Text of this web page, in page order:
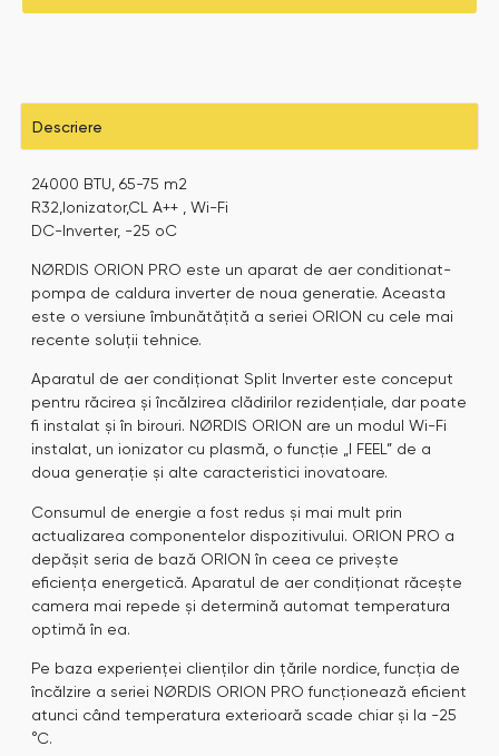
Descriere
24000 BTU, 65-75 m2
R32,Ionizator,CL A++ , Wi-Fi
DC-Inverter, -25 oC
NØRDIS ORION PRO este un aparat de aer conditionat-
pompa de caldura inverter de noua generatie. Aceasta
este o versiune îmbunătățită a seriei ORION cu cele mai
recente soluții tehnice.
Aparatul de aer condiționat Split Inverter este conceput
pentru răcirea și încălzirea clădirilor rezidențiale, dar poate
fi instalat și în birouri. NØRDIS ORION are un modul Wi-Fi
instalat, un ionizator cu plasmă, o funcție „I FEEL” de a
doua generație și alte caracteristici inovatoare.
Consumul de energie a fost redus și mai mult prin
actualizarea componentelor dispozitivului. ORION PRO a
depășit seria de bază ORION în ceea ce privește
eficiența energetică. Aparatul de aer condiționat răcește
camera mai repede și determină automat temperatura
optimă în ea.
Pe baza experienței clienților din țările nordice, funcția de
încălzire a seriei NØRDIS ORION PRO funcționează eficient
atunci când temperatura exterioară scade chiar și la -25
°C.